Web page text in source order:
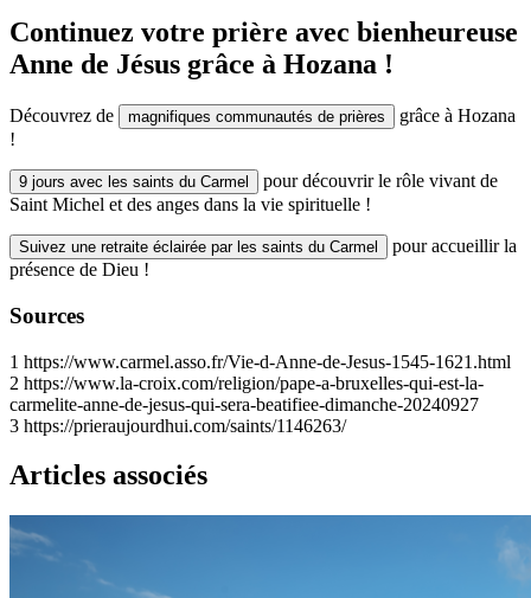
Continuez votre prière avec bienheureuse
Anne de Jésus grâce à Hozana !
Découvrez de magnifiques communautés de prières
grâce à Hozana
!
9 jours avec les saints du Carmel
pour découvrir le rôle vivant de
Saint Michel et des anges dans la vie spirituelle !
Suivez une retraite éclairée par les saints du Carmel
pour accueillir la
présence de Dieu !
Sources
1 https://www.carmel.asso.fr/Vie-d-Anne-de-Jesus-1545-1621.html
2 https://www.la-croix.com/religion/pape-a-bruxelles-qui-est-la-
carmelite-anne-de-jesus-qui-sera-beatifiee-dimanche-20240927
3 https://prieraujourdhui.com/saints/1146263/
Articles associés